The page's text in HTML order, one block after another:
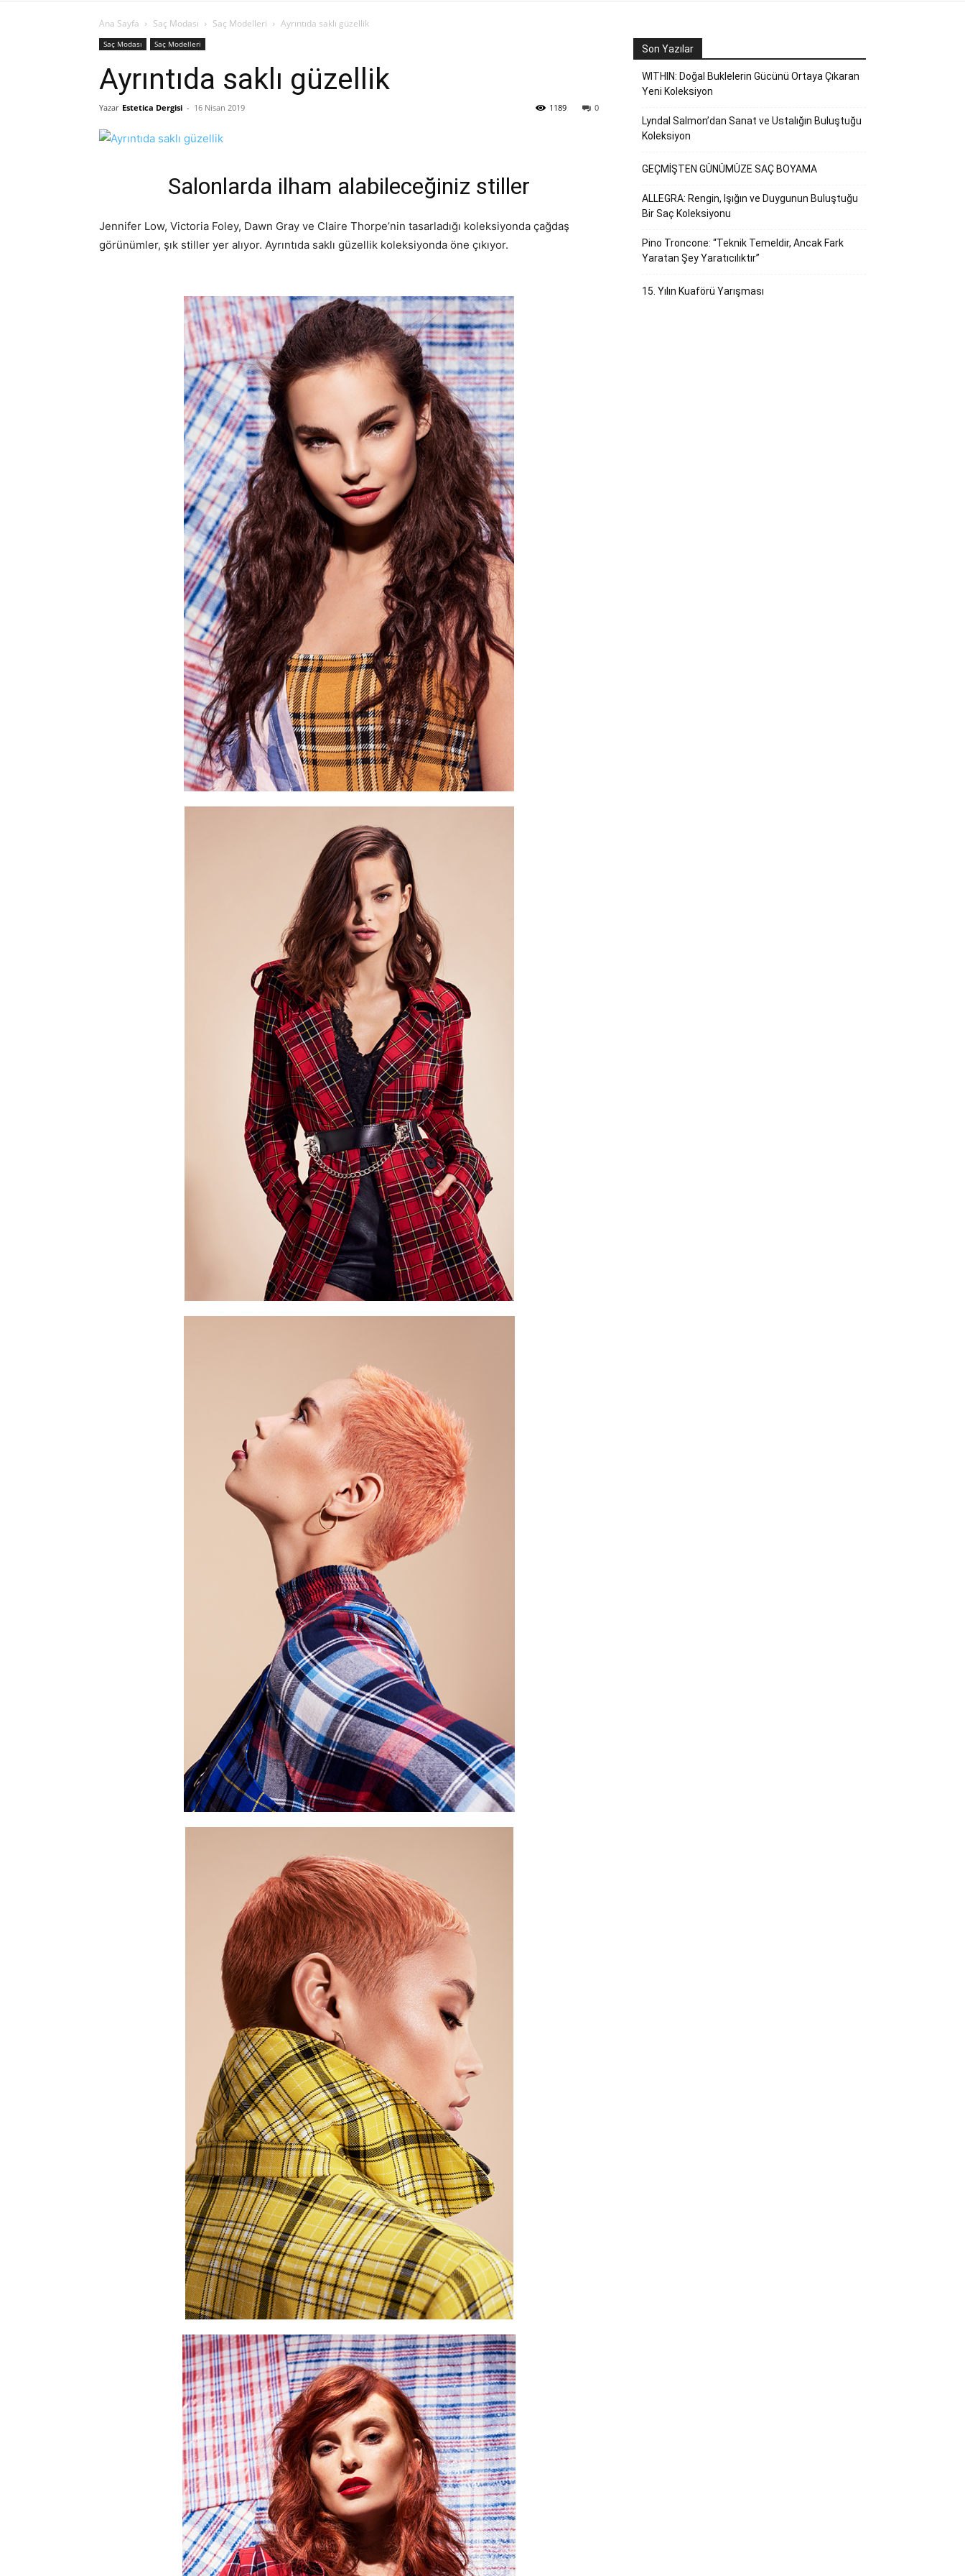
Ana Sayfa Saç Modası Saç Modelleri Ayrıntıda saklı güzellik
Saç Modası Saç Modelleri
Ayrıntıda saklı güzellik
Yazar Estetica Dergisi - 16 Nisan 2019 0
1189
Salonlarda ilham alabileceğiniz stiller
Jennifer Low, Victoria Foley, Dawn Gray ve Claire Thorpe’nin tasarladığı koleksiyonda çağdaş
görünümler, şık stiller yer alıyor. Ayrıntıda saklı güzellik koleksiyonda öne çıkıyor.
Son Yazılar
WITHIN: Doğal Buklelerin Gücünü Ortaya Çıkaran
Yeni Koleksiyon
Lyndal Salmon’dan Sanat ve Ustalığın Buluştuğu
Koleksiyon
GEÇMİŞTEN GÜNÜMÜZE SAÇ BOYAMA
ALLEGRA: Rengin, Işığın ve Duygunun Buluştuğu
Bir Saç Koleksiyonu
Pino Troncone: “Teknik Temeldir, Ancak Fark
Yaratan Şey Yaratıcılıktır”
15. Yılın Kuaförü Yarışması